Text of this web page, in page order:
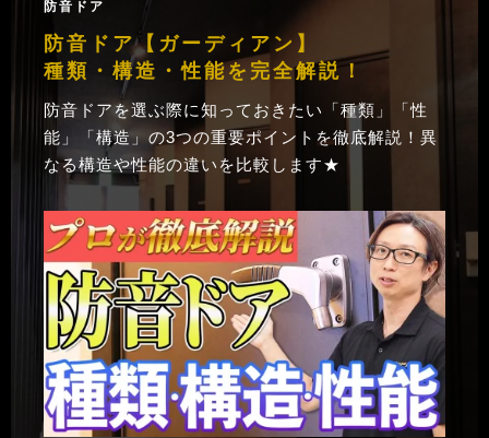
防音ドア
防音ドア【ガーディアン】
種類・構造・性能を完全解説！
防音ドアを選ぶ際に知っておきたい「種類」「性
能」「構造」の3つの重要ポイントを徹底解説！異
なる構造や性能の違いを比較します★